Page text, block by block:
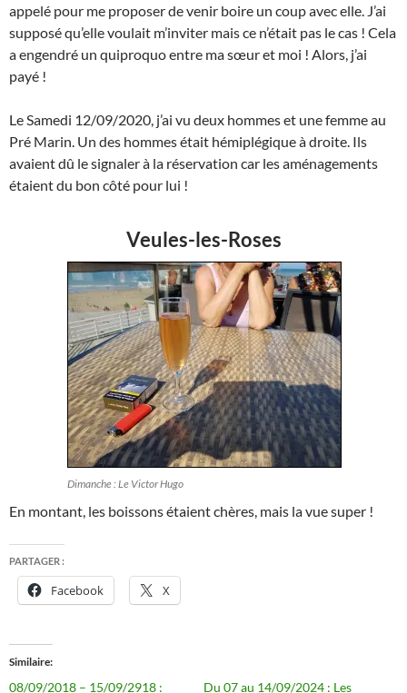
appelé pour me proposer de venir boire un coup avec elle. J’ai
supposé qu’elle voulait m’inviter mais ce n’était pas le cas ! Cela
a engendré un quiproquo entre ma sœur et moi ! Alors, j’ai
payé !
Le Samedi 12/09/2020, j’ai vu deux hommes et une femme au
Pré Marin. Un des hommes était hémiplégique à droite. Ils
avaient dû le signaler à la réservation car les aménagements
étaient du bon côté pour lui !
Veules-les-Roses
Dimanche : Le Victor Hugo
En montant, les boissons étaient chères, mais la vue super !
PARTAGER :
Facebook X
Similaire
08/09/2018 – 15/09/2918 : Du 07 au 14/09/2024 : Les